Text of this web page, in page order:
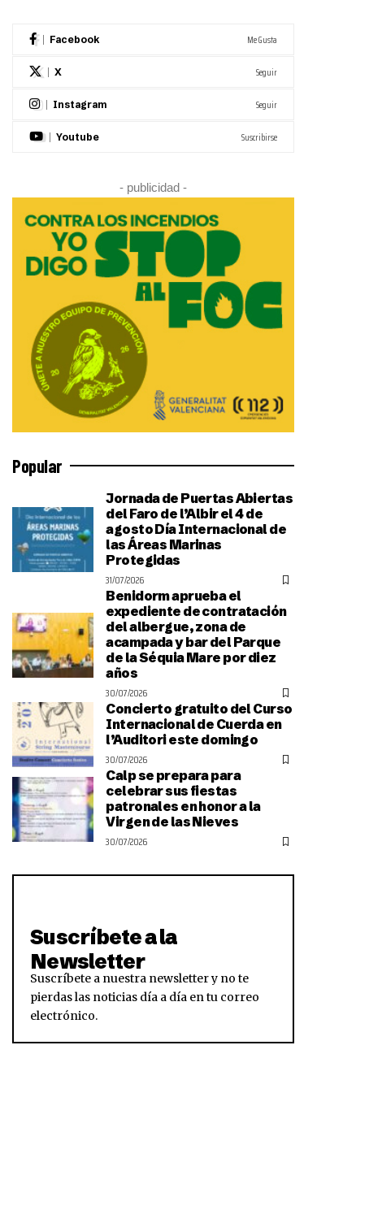
Facebook Me Gusta
X Seguir
Instagram Seguir
Youtube Suscribirse
- publicidad -
Popular
Jornada de Puertas Abiertas
del Faro de l’Albir el 4 de
agosto Día Internacional de
las Áreas Marinas
Protegidas
31/07/2026
Benidorm aprueba el
expediente de contratación
del albergue, zona de
acampada y bar del Parque
de la Séquia Mare por diez
años
30/07/2026
Concierto gratuito del Curso
Internacional de Cuerda en
l’Auditori este domingo
30/07/2026
Calp se prepara para
celebrar sus fiestas
patronales en honor a la
Virgen de las Nieves
30/07/2026
Suscríbete a la
Newsletter
Suscríbete a nuestra newsletter y no te
pierdas las noticias día a día en tu correo
electrónico.